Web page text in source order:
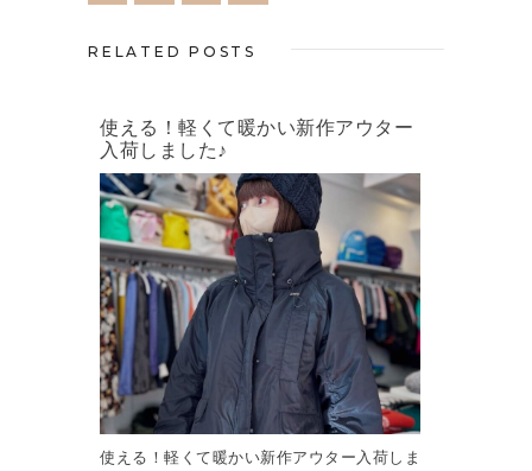
RELATED POSTS
使える！軽くて暖かい新作アウター
入荷しました♪
使える！軽くて暖かい新作アウター入荷しま